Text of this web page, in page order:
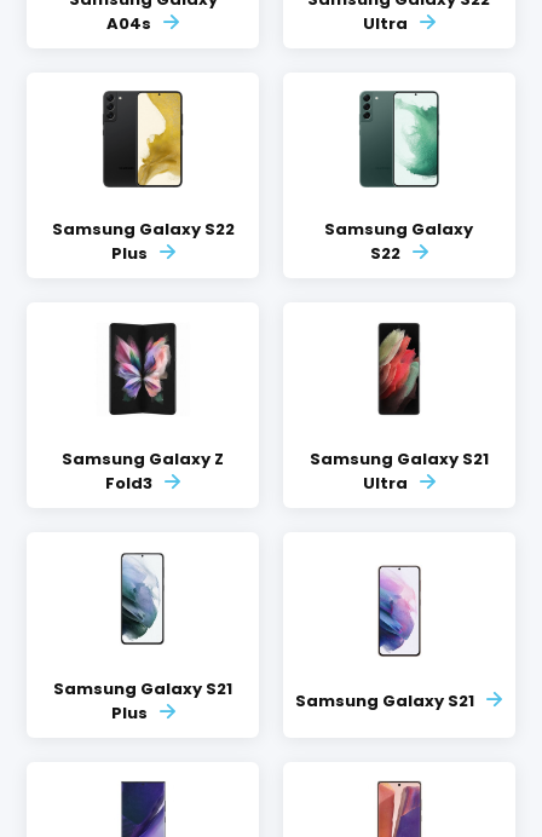
A04s
Ultra
Samsung Galaxy S22
Plus
Samsung Galaxy
S22
Samsung Galaxy Z
Fold3
Samsung Galaxy S21
Ultra
Samsung Galaxy S21
Plus
Samsung Galaxy S21